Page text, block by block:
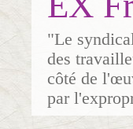
"Le
des
côté de
par